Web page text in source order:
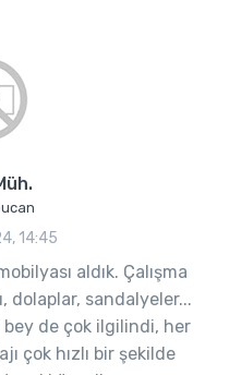
14:45
aldık. Çalışma
dolaplar, sandalyeler...
bey de çok ilgilindi, her
çok hızlı bir şekilde